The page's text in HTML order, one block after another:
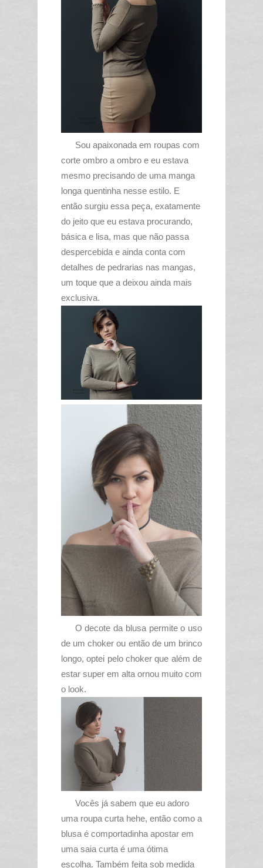
Sou apaixonada em roupas com
corte ombro a ombro e eu estava
mesmo precisando de uma manga
longa quentinha nesse estilo. E
então surgiu essa peça, exatamente
do jeito que eu estava procurando,
básica e lisa, mas que não passa
despercebida e ainda conta com
detalhes de pedrarias nas mangas,
um toque que a deixou ainda mais
exclusiva.
O decote da blusa permite o uso
de um choker ou então de um brinco
longo, optei pelo choker que além de
estar super em alta ornou muito com
o look.
Vocês já sabem que eu adoro
uma roupa curta hehe, então como a
blusa é comportadinha apostar em
uma saia curta é uma ótima
escolha. Também feita sob medida